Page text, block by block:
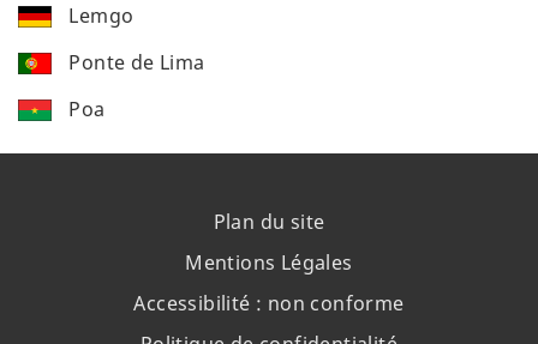
Lemgo
Ponte de Lima
Poa
Plan du site
Mentions Légales
Accessibilité : non conforme